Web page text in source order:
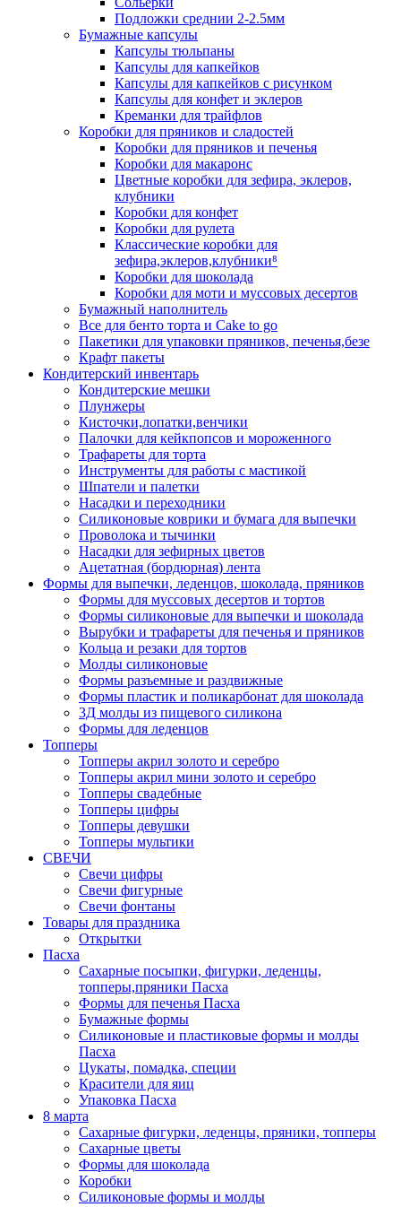
Подложки среднии 2-2.5мм
Бумажные капсулы
Капсулы тюльпаны
Капсулы для капкейков
Капсулы для капкейков с рисунком
Капсулы для конфет и эклеров
Креманки для трайфлов
Коробки для пряников и сладостей
Коробки для пряников и печенья
Коробки для макаронс
Цветные коробки для зефира, эклеров,
клубники
Коробки для конфет
Коробки для рулета
Классические коробки для
зефира,эклеров,клубники⁸
Коробки для шоколада
Коробки для моти и муссовых десертов
Бумажный наполнитель
Все для бенто торта и Cake to go
Пакетики для упаковки пряников, печенья,безе
Крафт пакеты
Кондитерский инвентарь
Кондитерские мешки
Плунжеры
Кисточки,лопатки,венчики
Палочки для кейкпопсов и мороженного
Трафареты для торта
Инструменты для работы с мастикой
Шпатели и палетки
Насадки и переходники
Силиконовые коврики и бумага для выпечки
Проволока и тычинки
Насадки для зефирных цветов
Ацетатная (бордюрная) лента
Формы для выпечки, леденцов, шоколада, пряников
Формы для муссовых десертов и тортов
Формы силиконовые для выпечки и шоколада
Вырубки и трафареты для печенья и пряников
Кольца и резаки для тортов
Молды силиконовые
Формы разъемные и раздвижные
Формы пластик и поликарбонат для шоколада
3Д молды из пищевого силикона
Формы для леденцов
Топперы
Топперы акрил золото и серебро
Топперы акрил мини золото и серебро
Топперы свадебные
Топперы цифры
Топперы девушки
Топперы мультики
СВЕЧИ
Свечи цифры
Свечи фигурные
Свечи фонтаны
Товары для праздника
Открытки
Пасха
Сахарные посыпки, фигурки, леденцы,
топперы,пряники Пасха
Формы для печенья Пасха
Бумажные формы
Силиконовые и пластиковые формы и молды
Пасха
Цукаты, помадка, специи
Красители для яиц
Упаковка Пасха
8 марта
Сахарные фигурки, леденцы, пряники, топперы
Сахарные цветы
Формы для шоколада
Коробки
Силиконовые формы и молды